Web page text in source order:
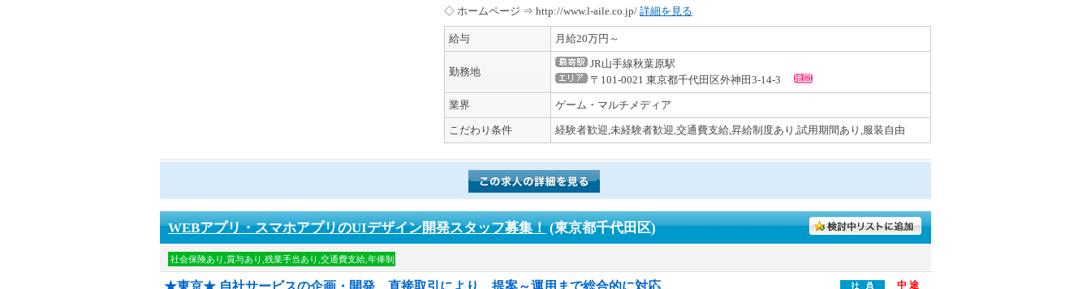
◇ ホームページ ⇒ http://www.l-aile.co.jp/ 詳細を見る
給与 月給20万円～
勤務地
JR山手線秋葉原駅
〒101-0021 東京都千代田区外神田3-14-3
業界 ゲーム・マルチメディア
こだわり条件 経験者歓迎,未経験者歓迎,交通費支給,昇給制度あり,試用期間あり,服装自由
WEBアプリ・スマホアプリのUIデザイン開発スタッフ募集！(東京都千代田区)
社会保険あり,賞与あり,残業手当あり,交通費支給,年俸制
★東京★ 自社サービスの企画・開発、直接取引により、提案～運用まで総合的に対応 中 途